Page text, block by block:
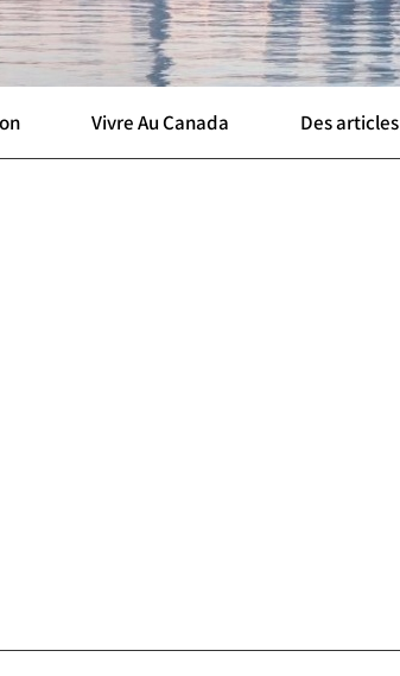
Vivre Au Canada Des articles